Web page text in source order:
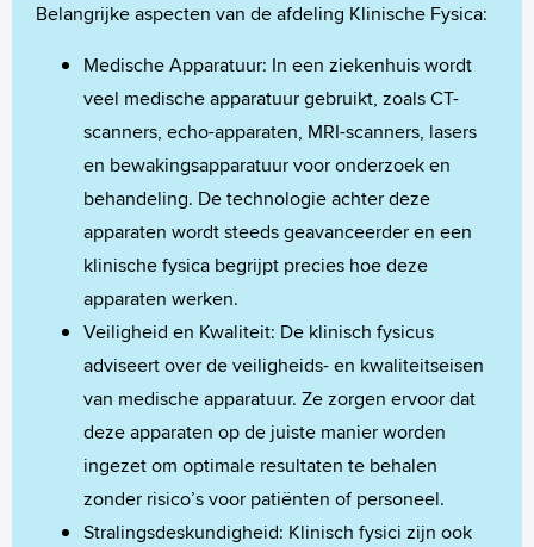
Belangrijke aspecten van de afdeling Klinische Fysica:
Medische Apparatuur: In een ziekenhuis wordt
veel medische apparatuur gebruikt, zoals CT-
scanners, echo-apparaten, MRI-scanners, lasers
en bewakingsapparatuur voor onderzoek en
behandeling. De technologie achter deze
apparaten wordt steeds geavanceerder en een
klinische fysica begrijpt precies hoe deze
apparaten werken.
Veiligheid en Kwaliteit: De klinisch fysicus
adviseert over de veiligheids- en kwaliteitseisen
van medische apparatuur. Ze zorgen ervoor dat
deze apparaten op de juiste manier worden
ingezet om optimale resultaten te behalen
zonder risico’s voor patiënten of personeel.
Stralingsdeskundigheid: Klinisch fysici zijn ook